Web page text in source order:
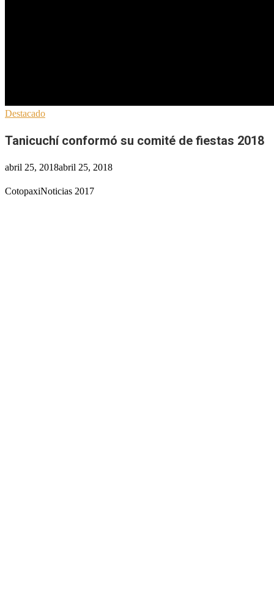
Destacado
Tanicuchí conformó su comité de fiestas 2018
abril 25, 2018abril 25, 2018
CotopaxiNoticias 2017